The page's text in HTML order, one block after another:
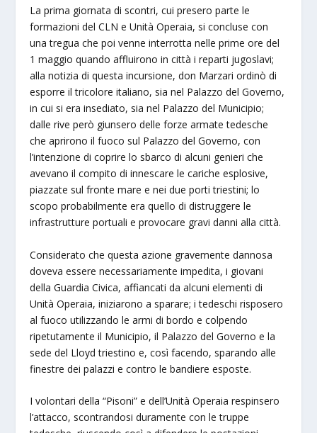
La prima giornata di scontri, cui presero parte le
formazioni del CLN e Unità Operaia, si concluse con
una tregua che poi venne interrotta nelle prime ore del
1 maggio quando affluirono in città i reparti jugoslavi;
alla notizia di questa incursione, don Marzari ordinò di
esporre il tricolore italiano, sia nel Palazzo del Governo,
in cui si era insediato, sia nel Palazzo del Municipio;
dalle rive però giunsero delle forze armate tedesche
che aprirono il fuoco sul Palazzo del Governo, con
l’intenzione di coprire lo sbarco di alcuni genieri che
avevano il compito di innescare le cariche esplosive,
piazzate sul fronte mare e nei due porti triestini; lo
scopo probabilmente era quello di distruggere le
infrastrutture portuali e provocare gravi danni alla città.
Considerato che questa azione gravemente dannosa
doveva essere necessariamente impedita, i giovani
della Guardia Civica, affiancati da alcuni elementi di
Unità Operaia, iniziarono a sparare; i tedeschi risposero
al fuoco utilizzando le armi di bordo e colpendo
ripetutamente il Municipio, il Palazzo del Governo e la
sede del Lloyd triestino e, così facendo, sparando alle
finestre dei palazzi e contro le bandiere esposte.
I volontari della “Pisoni” e dell’Unità Operaia respinsero
l’attacco, scontrandosi duramente con le truppe